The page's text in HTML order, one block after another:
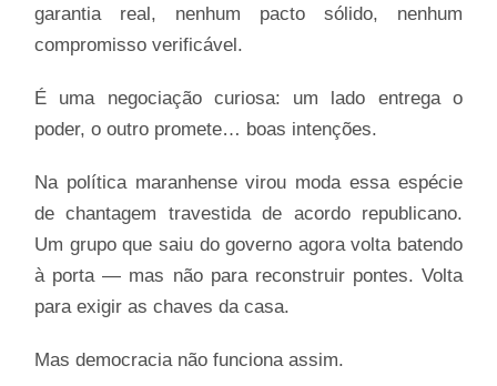
garantia real, nenhum pacto sólido, nenhum
compromisso verificável.
É uma negociação curiosa: um lado entrega o
poder, o outro promete… boas intenções.
Na política maranhense virou moda essa espécie
de chantagem travestida de acordo republicano.
Um grupo que saiu do governo agora volta batendo
à porta — mas não para reconstruir pontes. Volta
para exigir as chaves da casa.
Mas democracia não funciona assim.